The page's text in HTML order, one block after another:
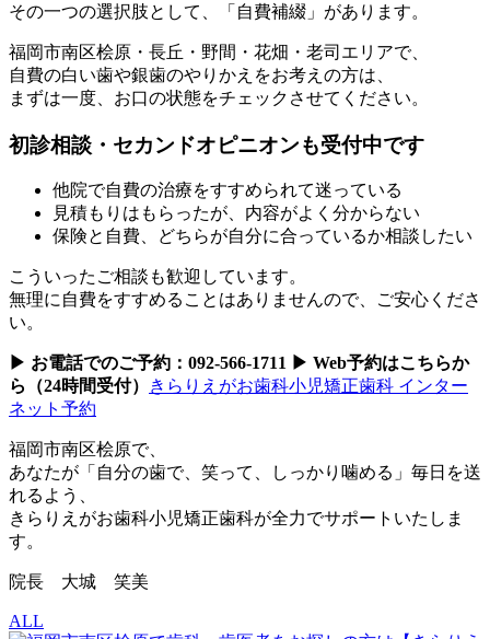
その一つの選択肢として、「自費補綴」があります。
福岡市南区桧原・長丘・野間・花畑・老司エリアで、
自費の白い歯や銀歯のやりかえをお考えの方は、
まずは一度、お口の状態をチェックさせてください。
初診相談・セカンドオピニオンも受付中です
他院で自費の治療をすすめられて迷っている
見積もりはもらったが、内容がよく分からない
保険と自費、どちらが自分に合っているか相談したい
こういったご相談も歓迎しています。
無理に自費をすすめることはありませんので、ご安心くださ
い。
▶ お電話でのご予約：092-566-1711 ▶ Web予約はこちらか
ら（24時間受付）
きらりえがお歯科小児矯正歯科 インター
ネット予約
福岡市南区桧原で、
あなたが「自分の歯で、笑って、しっかり噛める」毎日を送
れるよう、
きらりえがお歯科小児矯正歯科が全力でサポートいたしま
す。
院長 大城 笑美
ALL